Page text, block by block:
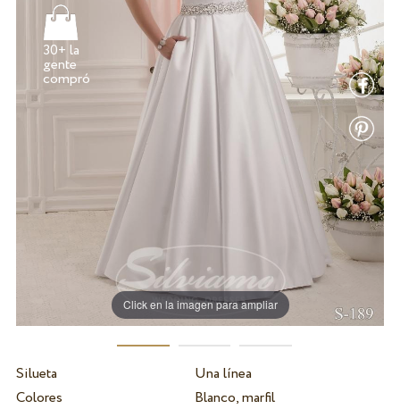
Click en la imagen para ampliar
30+ la
gente
Silueta
Una línea
Colores
Blanco, marfil